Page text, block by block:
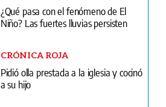
¿Qué pasa con el fenómeno de El
Niño? Las fuertes lluvias persisten
CRÓNICA ROJA
Pidió olla prestada a la iglesia y cocinó
a su hijo